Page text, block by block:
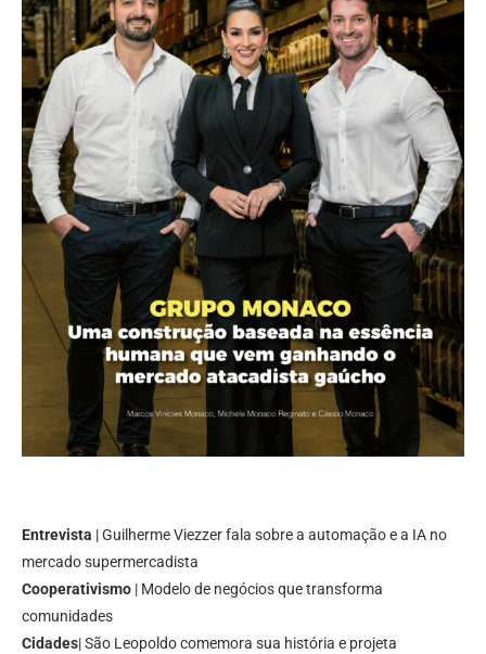
Entrevista | Guilherme Viezzer fala sobre a automação e a IA no
mercado supermercadista
Cooperativismo | Modelo de negócios que transforma
comunidades
Cidades| São Leopoldo comemora sua história e projeta